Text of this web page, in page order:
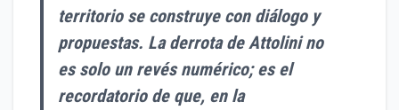
territorio se construye con diálogo y
propuestas. La derrota de Attolini no
es solo un revés numérico; es el
recordatorio de que, en la